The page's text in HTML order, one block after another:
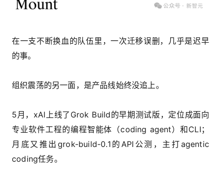
在一支不断换血的队伍里，一次迁移误删，几乎是迟早
的事。
组织震荡的另一面，是产品线始终没追上。
5月，xAI上线了Grok Build的早期测试版，定位成面向
专业软件工程的编程智能体（coding agent）和CLI；
月底又推出grok-build-0.1的API公测，主打agentic
coding任务。